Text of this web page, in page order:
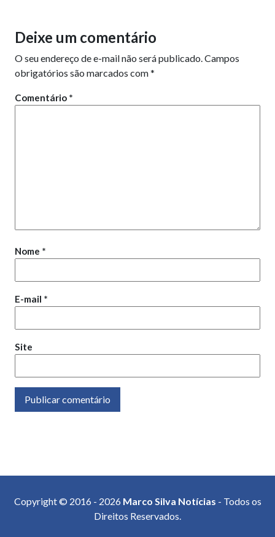
Deixe um comentário
O seu endereço de e-mail não será publicado.Campos
obrigatórios são marcados com*
Comentário *
Nome *
E-mail *
Site
Copyright © 2016 - 2026 Marco Silva Notícias - Todos os
Direitos Reservados.